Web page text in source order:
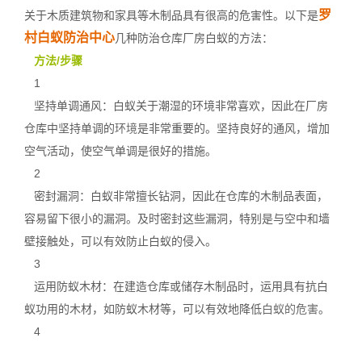
关于木质建筑物和家具等木制品具有很高的危害性。以下是罗
村白蚁防治中心几种防治仓库厂房白蚁的方法：
方法/步骤
1
坚持单调通风：白蚁关于潮湿的环境非常喜欢，因此在厂房
仓库中坚持单调的环境是非常重要的。坚持良好的通风，增加
空气活动，使空气单调是很好的措施。
2
密封漏洞：白蚁非常擅长钻洞，因此在仓库的木制品表面，
容易留下很小的漏洞。及时密封这些漏洞，特别是与空中和墙
壁接触处，可以有效防止白蚁的侵入。
3
运用防蚁木材：在建造仓库或储存木制品时，运用具有抗白
蚁功用的木材，如防蚁木材等，可以有效地降低白蚁的危害。
4